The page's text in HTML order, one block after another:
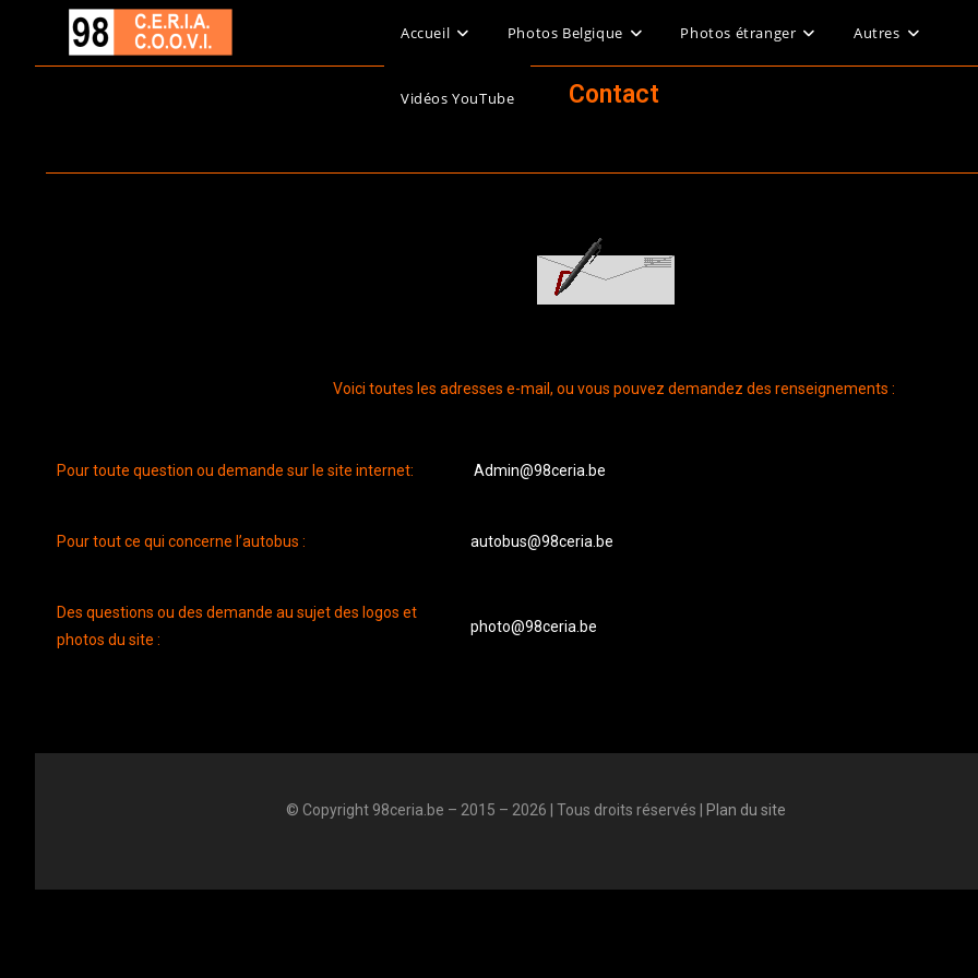
Accueil Photos Belgique Photos étranger Autres
Vidéos YouTube Contact
Voici toutes les adresses e-mail, ou vous pouvez demandez des renseignements :
Pour toute question ou demande sur le site internet: Admin@98ceria.be
Pour tout ce qui concerne l’autobus : autobus@98ceria.be
Des questions ou des demande au sujet des logos et
photos du site :
photo@98ceria.be
© Copyright 98ceria.be – 2015 – 2026 | Tous droits réservés | Plan du site